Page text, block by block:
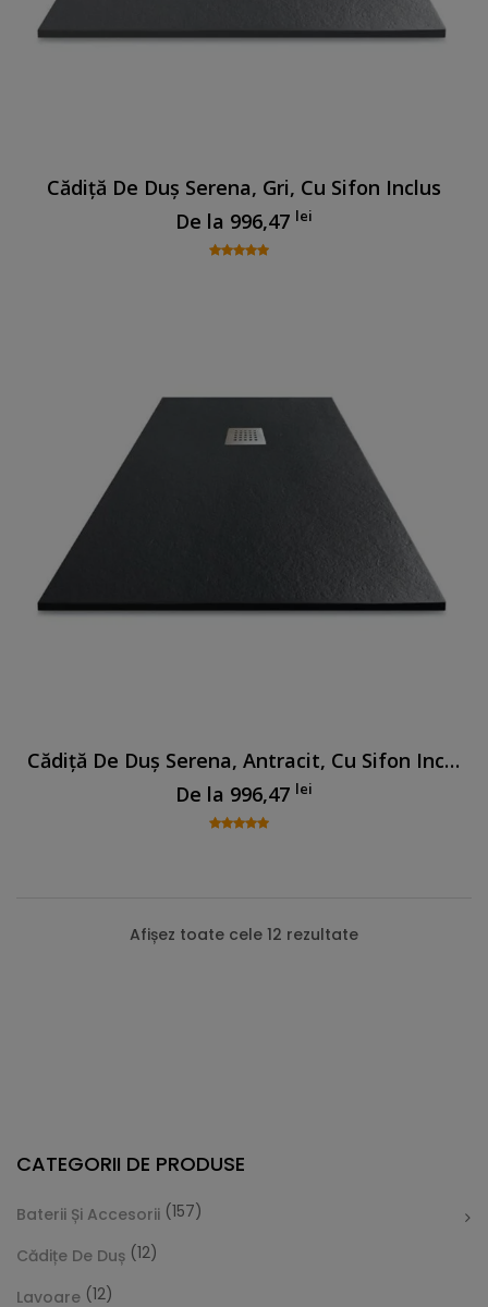
Cădiță De Duș Serena, Gri, Cu Sifon Inclus
De la 996,47 lei
Cădiță De Duș Serena, Antracit, Cu Sifon Inclus
De la 996,47 lei
Afișez toate cele 12 rezultate
CATEGORII DE PRODUSE
Baterii Și Accesorii (157)
Cădițe De Duș (12)
Lavoare (12)